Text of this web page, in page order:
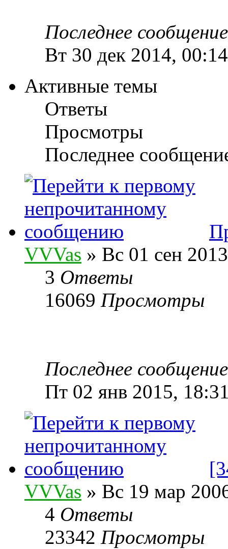
Последнее сообщение
Вт 30 дек 2014, 00:14
Активные темы
Ответы
Просмотры
Последнее
VVVas » Вс 01 сен
3 Ответы
16069 Просмотры
Последнее
Пт 02 янв 2015,
VVVas » Вс 19 мар
4 Ответы
23342 Просмотры